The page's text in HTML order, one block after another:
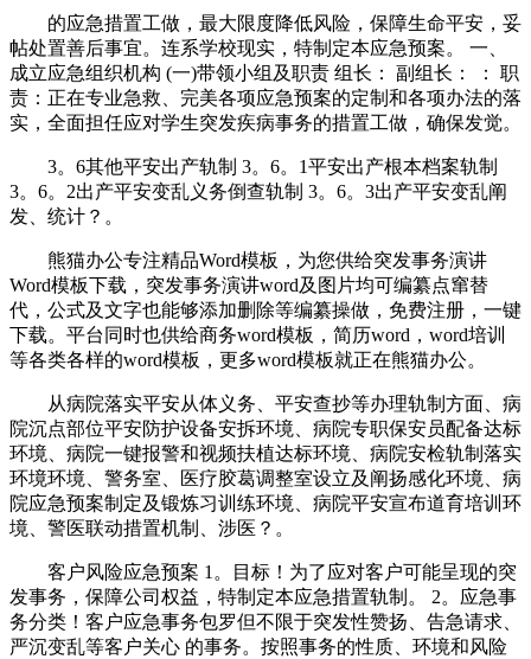
的应急措置工做，最大限度降低风险，保障生命平安，妥
帖处置善后事宜。连系学校现实，特制定本应急预案。 一、
成立应急组织机构 (一)带领小组及职责 组长： 副组长： ： 职
责：正在专业急救、完美各项应急预案的定制和各项办法的落
实，全面担任应对学生突发疾病事务的措置工做，确保发觉。
3。6其他平安出产轨制 3。6。1平安出产根本档案轨制
3。6。2出产平安变乱义务倒查轨制 3。6。3出产平安变乱阐
发、统计？。
熊猫办公专注精品Word模板，为您供给突发事务演讲
Word模板下载，突发事务演讲word及图片均可编纂点窜替
代，公式及文字也能够添加删除等编纂操做，免费注册，一键
下载。平台同时也供给商务word模板，简历word，word培训
等各类各样的word模板，更多word模板就正在熊猫办公。
从病院落实平安从体义务、平安查抄等办理轨制方面、病
院沉点部位平安防护设备安拆环境、病院专职保安员配备达标
环境、病院一键报警和视频扶植达标环境、病院安检轨制落实
环境环境、警务室、医疗胶葛调整室设立及阐扬感化环境、病
院应急预案制定及锻炼习训练环境、病院平安宣布道育培训环
境、警医联动措置机制、涉医？。
客户风险应急预案 1。目标！为了应对客户可能呈现的突
发事务，保障公司权益，特制定本应急措置轨制。 2。应急事
务分类！客户应急事务包罗但不限于突发性赞扬、告急请求、
严沉变乱等客户关心 的事务。按照事务的性质、环境和风险